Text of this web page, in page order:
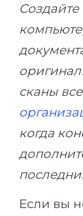
Создайте
сканы
когда
Если вы